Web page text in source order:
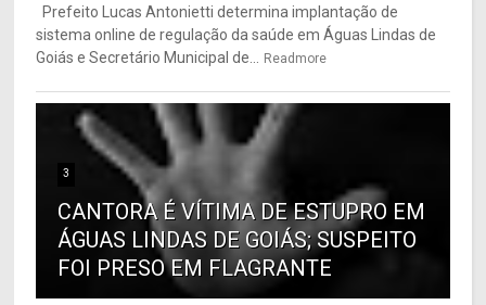
Prefeito Lucas Antonietti determina implantação de
sistema online de regulação da saúde em Águas Lindas de
Goiás e Secretário Municipal de... Readmore
3
CANTORA É VÍTIMA DE ESTUPRO EM
ÁGUAS LINDAS DE GOIÁS; SUSPEITO
FOI PRESO EM FLAGRANTE